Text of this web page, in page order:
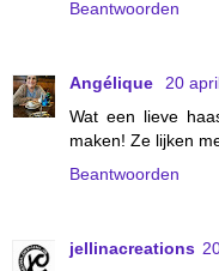
Beantwoorden
Angélique
20
Wat een lieve
maken! Ze lijken
Beantwoorden
jellinacreations